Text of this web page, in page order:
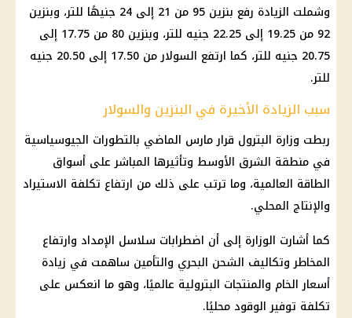
وشملت الزيادة رفع بنزين 95 من 21 إلى 24 جنيهًا للتر، وبنزين
92 من 19.25 إلى 22.25 جنيه للتر، وبنزين 80 من 17.75 إلى
20.75 جنيه للتر، كما ارتفع السولار من 17.50 إلى 20.50 جنيه
للتر.
سبب الزيادة الأخيرة في البنزين والسولار
ربطت وزارة البترول قرار مارس الماضي بالتطورات الجيوسياسية
في منطقة الشرق الأوسط وتأثيرها المباشر على أسواق
الطاقة العالمية، وما ترتب على ذلك من ارتفاع تكلفة الاستيراد
والإنتاج المحلي.
كما أشارت الوزارة إلى أن اضطرابات سلاسل الإمداد وارتفاع
المخاطر وتكاليف الشحن البحري والتأمين ساهمت في زيادة
أسعار الخام والمنتجات البترولية عالميًا، وهو ما انعكس على
تكلفة توفير الوقود محليًا.